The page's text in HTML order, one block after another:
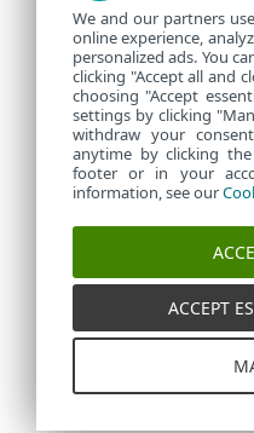
We and our partners
online experience,
personalized ads. You
clicking "Accept all and
choosing "Accept
settings by clicking
withdraw your
anytime by clicking
footer or in your
information, see our
ACCEPT